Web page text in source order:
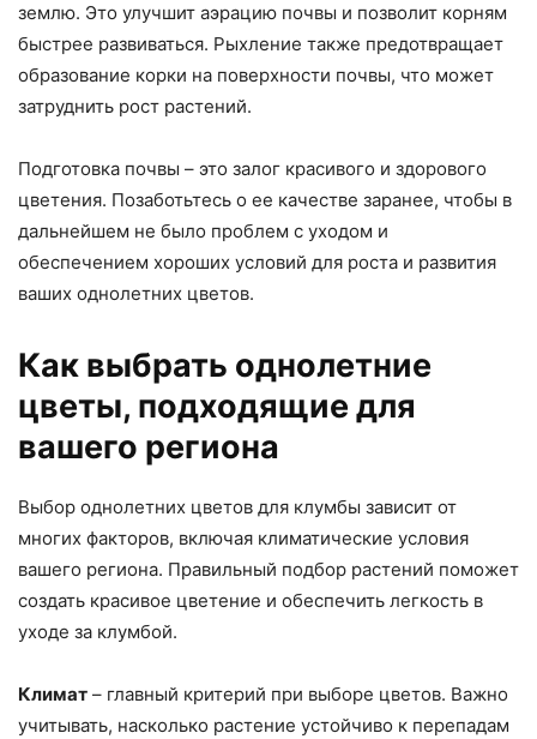
землю. Это улучшит аэрацию почвы и позволит корням
быстрее развиваться. Рыхление также предотвращает
образование корки на поверхности почвы, что может
затруднить рост растений.
Подготовка почвы – это залог красивого и здорового
цветения. Позаботьтесь о ее качестве заранее, чтобы в
дальнейшем не было проблем с уходом и
обеспечением хороших условий для роста и развития
ваших однолетних цветов.
Как выбрать однолетние
цветы, подходящие для
вашего региона
Выбор однолетних цветов для клумбы зависит от
многих факторов, включая климатические условия
вашего региона. Правильный подбор растений поможет
создать красивое цветение и обеспечить легкость в
уходе за клумбой.
Климат – главный критерий при выборе цветов. Важно
учитывать, насколько растение устойчиво к перепадам